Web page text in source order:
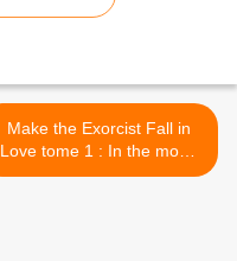
​​​​​​​Make the Exorcist Fall in
Love tome 1 : In the mood
for love ? >